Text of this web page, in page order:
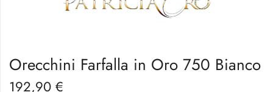
Orecchini Farfalla in Oro 750 Bianco
192,90 €